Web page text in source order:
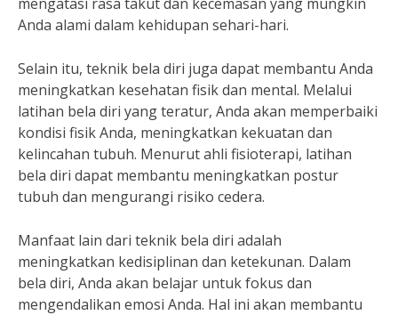
Anda alami dalam kehidupan sehari-hari.
Selain itu, teknik bela diri juga dapat membantu Anda
meningkatkan kesehatan fisik dan mental. Melalui
latihan bela diri yang teratur, Anda akan memperbaiki
kondisi fisik Anda, meningkatkan kekuatan dan
kelincahan tubuh. Menurut ahli fisioterapi, latihan
bela diri dapat membantu meningkatkan postur
tubuh dan mengurangi risiko cedera.
Manfaat lain dari teknik bela diri adalah
meningkatkan kedisiplinan dan ketekunan. Dalam
bela diri, Anda akan belajar untuk fokus dan
mengendalikan emosi Anda. Hal ini akan membantu